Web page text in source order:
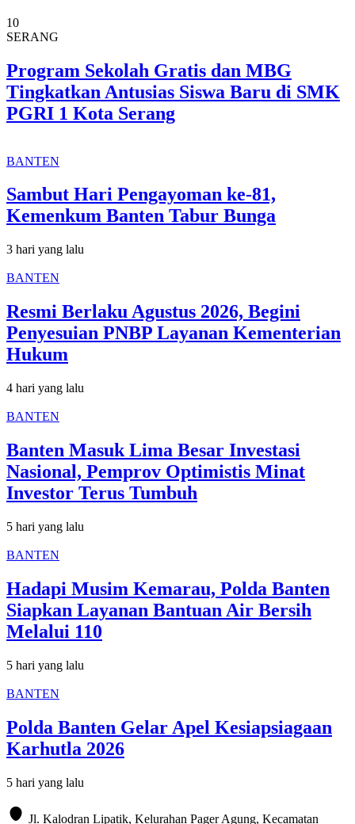
10
SERANG
Program Sekolah Gratis dan MBG
Tingkatkan Antusias Siswa Baru di SMK
PGRI 1 Kota Serang
BANTEN
Sambut Hari Pengayoman ke-81,
Kemenkum Banten Tabur Bunga
3 hari yang lalu
BANTEN
Resmi Berlaku Agustus 2026, Begini
Penyesuian PNBP Layanan Kementerian
Hukum
4 hari yang lalu
BANTEN
Banten Masuk Lima Besar Investasi
Nasional, Pemprov Optimistis Minat
Investor Terus Tumbuh
5 hari yang lalu
BANTEN
Hadapi Musim Kemarau, Polda Banten
Siapkan Layanan Bantuan Air Bersih
Melalui 110
5 hari yang lalu
BANTEN
Polda Banten Gelar Apel Kesiapsiagaan
Karhutla 2026
5 hari yang lalu
Jl. Kalodran Lipatik, Kelurahan Pager Agung, Kecamatan